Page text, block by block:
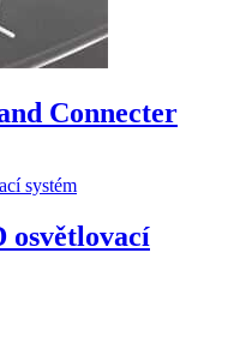
Connecter
osvětlovací